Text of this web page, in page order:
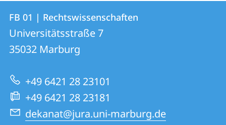
Kontakt
und
Informationen
zur
Website
Kontaktinformationen
FB
01
|
Rechtswissenschaften
FB 01 | Rechtswissenschaften
Universitätsstraße 7
35032 Marburg
+49 6421 28 23101
+49 6421 28 23181
dekanat@jura.uni-marburg.de